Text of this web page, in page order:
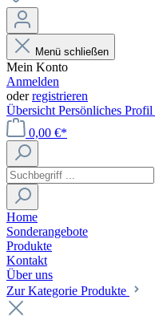
Menü schließen
Mein Konto
Anmelden
oderregistrieren
Übersicht Persönliches Profil
0,00 €*
Home
Sonderangebote
Produkte
Kontakt
Über uns
Zur Kategorie Produkte